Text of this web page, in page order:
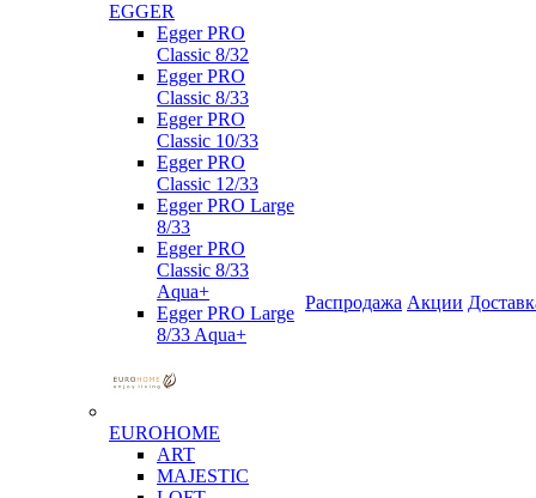
EGGER
Egger PRO
Classic 8/32
Egger PRO
Classic 8/33
Egger PRO
Classic 10/33
Egger PRO
Classic 12/33
Egger PRO Large
8/33
Egger PRO
Classic 8/33
Aqua+
Egger PRO Large
8/33 Aqua+
EUROHOME
ART
MAJESTIC
Распродажа Акции